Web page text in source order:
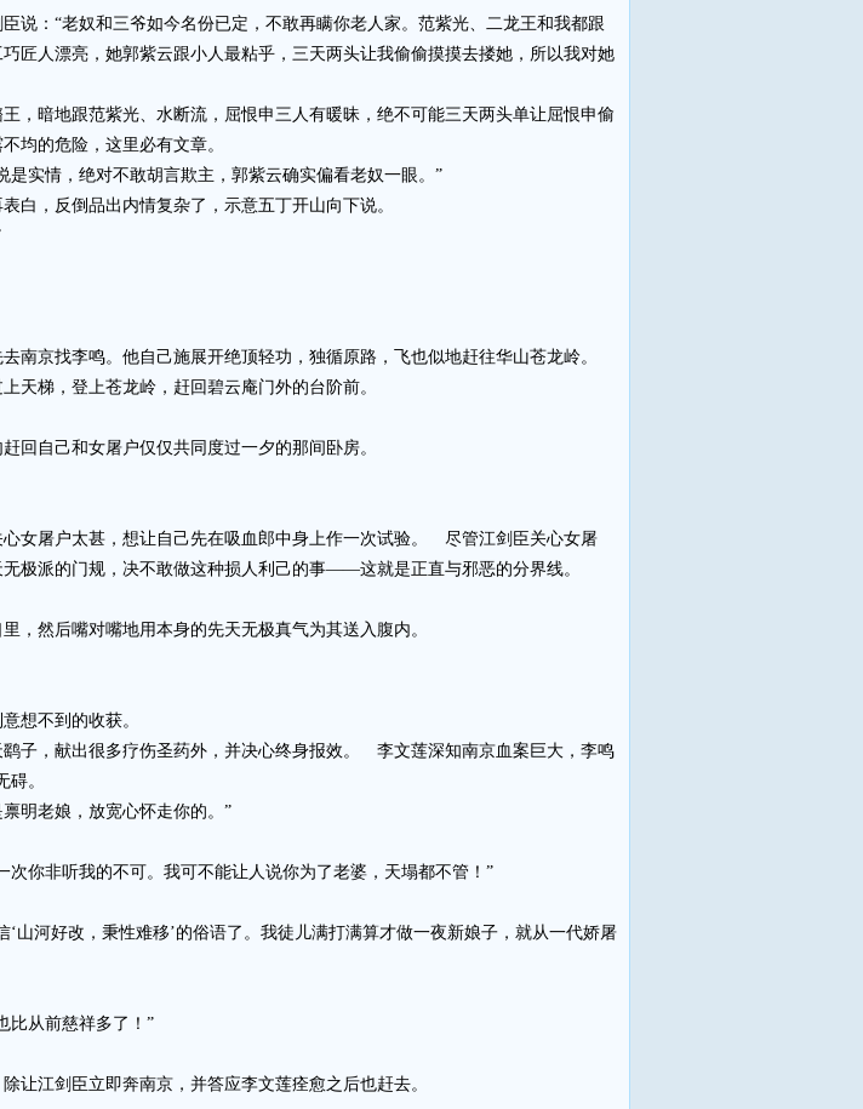
：“老奴和三爷如今名份已定，不敢再瞒你老人家。范紫光、二龙王和我都跟
匠人漂亮，她郭紫云跟小人最粘乎，三天两头让我偷偷摸摸去搂她，所以我对她
暗地跟范紫光、水断流，屈恨申三人有暖昧，绝不可能三天两头单让屈恨申偷
均的危险，这里必有文章。
实情，绝对不敢胡言欺主，郭紫云确实偏看老奴一眼。”
，反倒品出内情复杂了，示意五丁开山向下说。
京找李鸣。他自己施展开绝顶轻功，独循原路，飞也似地赶往华山苍龙岭。
梯，登上苍龙岭，赶回碧云庵门外的台阶前。
自己和女屠户仅仅共同度过一夕的那间卧房。
屠户太甚，想让自己先在吸血郎中身上作一次试验。 尽管江剑臣关心女屠
极派的门规，决不敢做这种损人利己的事——这就是正直与邪恶的分界线。
然后嘴对嘴地用本身的先天无极真气为其送入腹内。
想不到的收获。
，献出很多疗伤圣药外，并决心终身报效。 李文莲深知南京血案巨大，李鸣
。
明老娘，放宽心怀走你的。”
你非听我的不可。我可不能让人说你为了老婆，天塌都不管！”
河好改，秉性难移’的俗语了。我徒儿满打满算才做一夜新娘子，就从一代娇屠
从前慈祥多了！”
江剑臣立即奔南京，并答应李文莲痊愈之后也赶去。